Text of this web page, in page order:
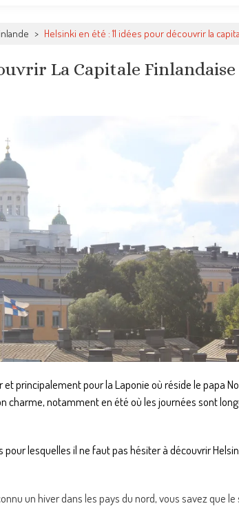
> Helsinki en été : 11 idées pour découvrir la
La Capitale Finlandaise
principalement pour la Laponie où réside le papa
charme, notamment en été où les journées sont
lesquelles il ne faut pas hésiter à découvrir
un hiver dans les pays du nord, vous savez que le